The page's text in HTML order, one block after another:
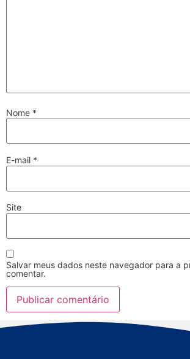
Nome *
E-mail *
Site
Salvar meus dados neste navegador para a
comentar.